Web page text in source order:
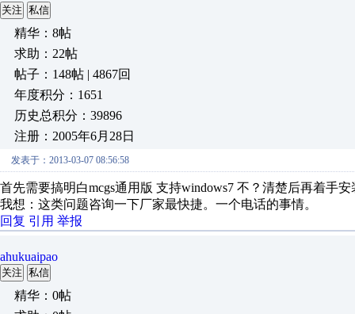
关注 私信
精华：8帖
求助：22帖
帖子：148帖 | 4867回
年度积分：1651
历史总积分：39896
注册：2005年6月28日
发表于：2013-03-07 08:56:58
首先需要搞明白mcgs通用版 支持windows7 不？清楚后再着手安
我想：这类问题咨询一下厂家最快捷。一个电话的事情。
回复 引用 举报
ahukuaipao
关注 私信
精华：0帖